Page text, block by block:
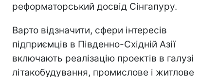
реформаторський досвід Сінгапуру.
Варто відзначити, сфери інтересів
підприємців в Південно-Східній Азії
включають реалізацію проектів в галузі
літакобудування, промислове і житлове